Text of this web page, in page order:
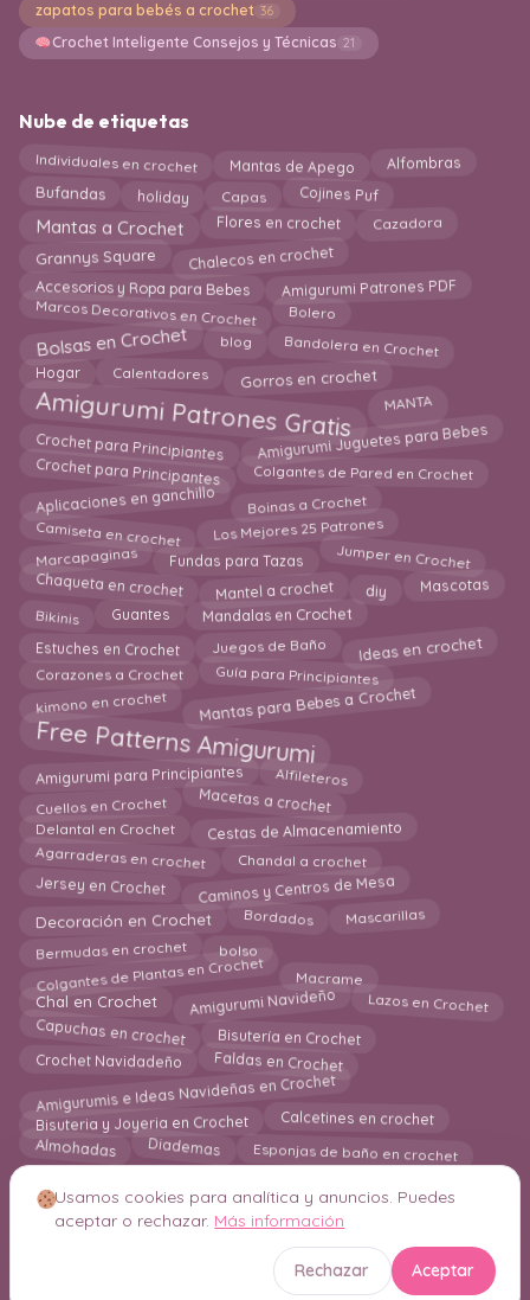
zapatos para bebés a crochet 36
Crochet Inteligente Consejos y Técnicas 21
Nube de etiquetas
Individuales en crochet Mantas de Apego Alfombras
Bufandas holiday Capas Cojines Puf
Mantas a Crochet Flores en crochet Cazadora
Grannys Square Chalecos en crochet
Accesorios y Ropa para Bebes Amigurumi Patrones PDF
Marcos Decorativos en Crochet Bolero
Bolsas en Crochet blog Bandolera en Crochet
Hogar Calentadores Gorros en crochet
Amigurumi Patrones Gratis MANTA
Crochet para Principiantes Amigurumi Juguetes para Bebes
Crochet para Principantes Colgantes de Pared en Crochet
Aplicaciones en ganchillo Boinas a Crochet
Camiseta en crochet Los Mejores 25 Patrones
Marcapaginas Fundas para Tazas Jumper en Crochet
Chaqueta en crochet Mantel a crochet diy Mascotas
Bikinis Guantes Mandalas en Crochet
Estuches en Crochet Juegos de Baño Ideas en crochet
Corazones a Crochet Guía para Principiantes
kimono en crochet Mantas para Bebes a Crochet
Free Patterns Amigurumi
Amigurumi para Principiantes Alfileteros
Cuellos en Crochet Macetas a crochet
Delantal en Crochet Cestas de Almacenamiento
Agarraderas en crochet Chandal a crochet
Jersey en Crochet Caminos y Centros de Mesa
Decoración en Crochet Bordados Mascarillas
Bermudas en crochet bolso
Colgantes de Plantas en Crochet Macrame
Chal en Crochet Amigurumi Navideño Lazos en Crochet
Capuchas en crochet Bisutería en Crochet
Crochet Navidadeño Faldas en Crochet
Amigurumis e Ideas Navideñas en Crochet
Bisuteria y Joyeria en Crochet Calcetines en crochet
Almohadas Diademas Esponjas de baño en crochet
© 2026 Crochetisimo. Todos los derechos reservados.
Usamos cookies para analítica y anuncios. Puedes
aceptar o rechazar. Más información
Rechazar Aceptar